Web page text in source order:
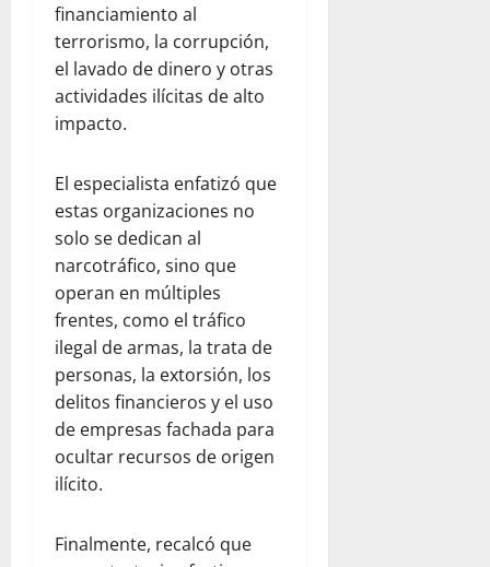
financiamiento al
terrorismo, la corrupción,
el lavado de dinero y otras
actividades ilícitas de alto
impacto.
El especialista enfatizó que
estas organizaciones no
solo se dedican al
narcotráfico, sino que
operan en múltiples
frentes, como el tráfico
ilegal de armas, la trata de
personas, la extorsión, los
delitos financieros y el uso
de empresas fachada para
ocultar recursos de origen
ilícito.
Finalmente, recalcó que